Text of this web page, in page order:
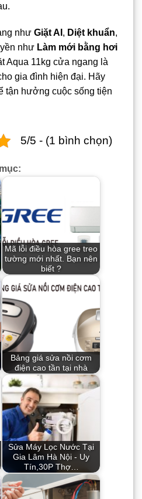
như Giặt AI , Diệt khuẩn,
như Làm mới bằng hơi
Aqua 11kg cửa ngang là
gia đình hiện đại. Hãy
tận hưởng cuộc sống tiện
5/5 - (1 bình chọn)
Mã lỗi điều hòa gree treo
tường mới nhất. Bạn nên
biết ?
Bảng giá sửa nồi cơm
điện cao tần tại nhà
Sửa Máy Lọc Nước Tại
Gia Lâm Hà Nội - Uy
Tín,30P Thợ…